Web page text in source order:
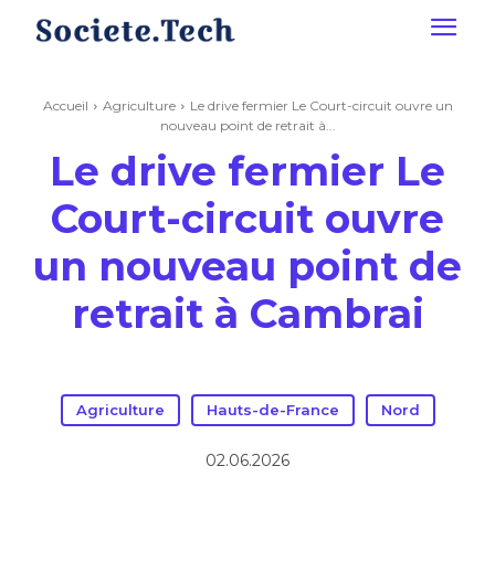
Accueil Agriculture
Le drive fermier Le Court-circuit ouvre un
nouveau point de retrait à...
Le drive fermier Le
Court-circuit ouvre
un nouveau point de
retrait à Cambrai
Agriculture Hauts-de-France Nord
02.06.2026